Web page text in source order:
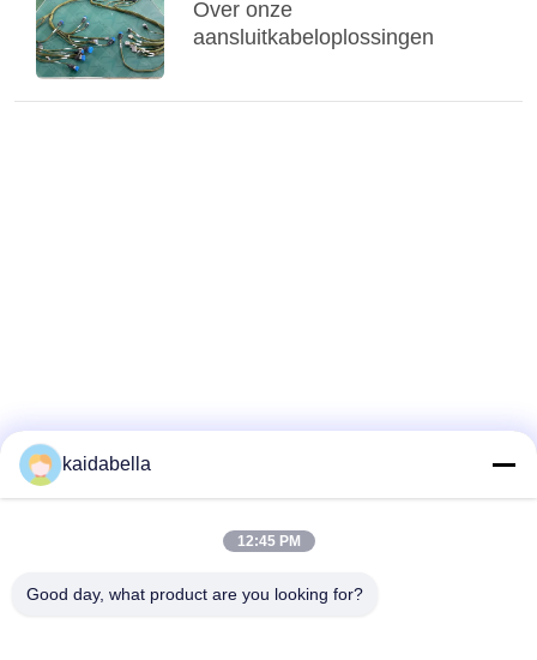
Over onze
aansluitkabeloplossingen
kaidabella
12:45 PM
Good day, what product are you looking for?